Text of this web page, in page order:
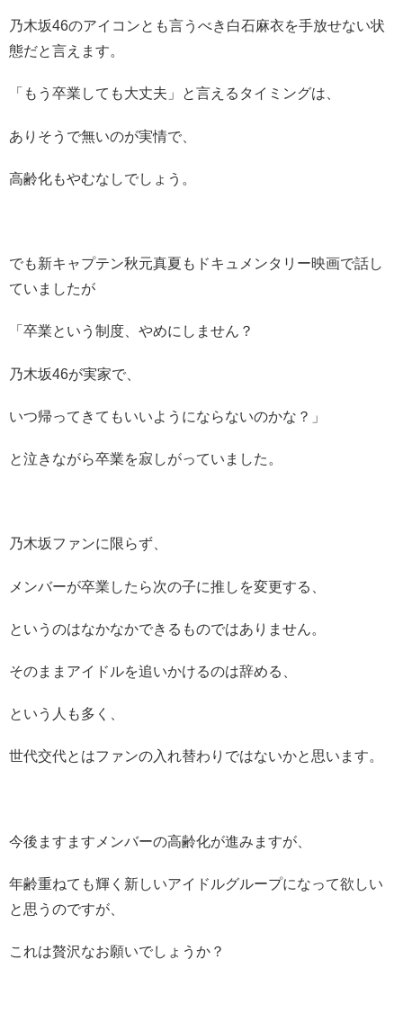
乃木坂46のアイコンとも言うべき白石麻衣を手放せない状
態だと言えます。
「もう卒業しても大丈夫」と言えるタイミングは、
ありそうで無いのが実情で、
高齢化もやむなしでしょう。
でも新キャプテン秋元真夏もドキュメンタリー映画で話し
ていましたが
「卒業という制度、やめにしません？
乃木坂46が実家で、
いつ帰ってきてもいいようにならないのかな？」
と泣きながら卒業を寂しがっていました。
乃木坂ファンに限らず、
メンバーが卒業したら次の子に推しを変更する、
というのはなかなかできるものではありません。
そのままアイドルを追いかけるのは辞める、
という人も多く、
世代交代とはファンの入れ替わりではないかと思います。
今後ますますメンバーの高齢化が進みますが、
年齢重ねても輝く新しいアイドルグループになって欲しい
と思うのですが、
これは贅沢なお願いでしょうか？